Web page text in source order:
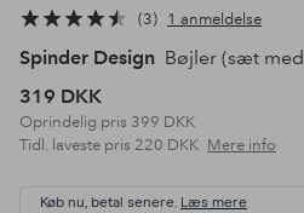
3 1 anmeldelse
Spinder Design Bøjler (sæt
319 DKK
Oprindelig pris 399 DKK
Tidl. laveste pris 220 DKK Mere info
Køb nu, betal senere. Læs mere